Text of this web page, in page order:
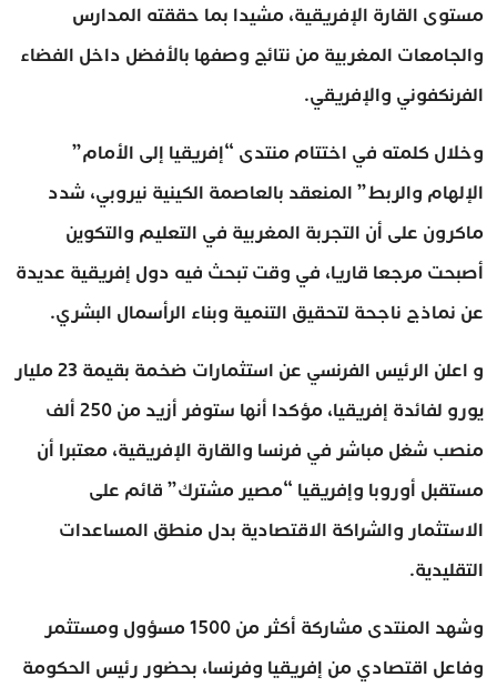
مستوى القارة الإفريقية، مشيدا بما حققته المدارس
والجامعات المغربية من نتائج وصفها بالأفضل داخل الفضاء
الفرنكفوني والإفريقي.
وخلال كلمته في اختتام منتدى “إفريقيا إلى الأمام”
الإلهام والربط” المنعقد بالعاصمة الكينية نيروبي، شدد
ماكرون على أن التجربة المغربية في التعليم والتكوين
أصبحت مرجعا قاريا، في وقت تبحث فيه دول إفريقية عديدة
عن نماذج ناجحة لتحقيق التنمية وبناء الرأسمال البشري.
و اعلن الرئيس الفرنسي عن استثمارات ضخمة بقيمة 23 مليار
يورو لفائدة إفريقيا، مؤكدا أنها ستوفر أزيد من 250 ألف
منصب شغل مباشر في فرنسا والقارة الإفريقية، معتبرا أن
مستقبل أوروبا وإفريقيا “مصير مشترك” قائم على
الاستثمار والشراكة الاقتصادية بدل منطق المساعدات
التقليدية.
وشهد المنتدى مشاركة أكثر من 1500 مسؤول ومستثمر
وفاعل اقتصادي من إفريقيا وفرنسا، بحضور رئيس الحكومة